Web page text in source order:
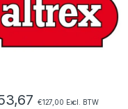
tot €204,49
€127,00 Excl. BTW